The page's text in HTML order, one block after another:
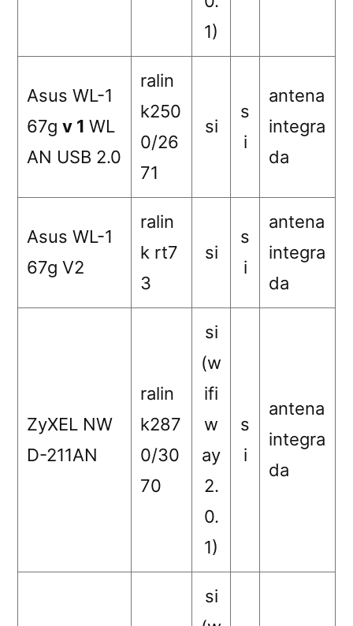
1)
Asus WL-1
67g v 1 WL
AN USB 2.0
ralin
k250
0/26
71
si
s
i
antena
integra
da
Asus WL-1
67g V2
ralin
k rt7
3
si
s
i
antena
integra
da
ZyXEL NW
D-211AN
ralin
k287
0/30
70
si
(w
ifi
w
ay
2.
0.
1)
s
i
antena
integra
da
si